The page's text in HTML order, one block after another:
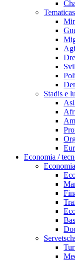
Stadis e
Economia /